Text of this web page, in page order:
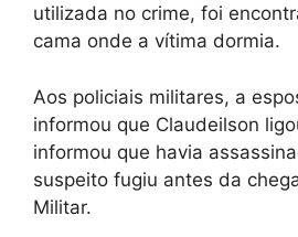
utilizada no crime, foi
cama onde a vítima dormia.
Aos policiais militares, a
informou que Claudeilson
informou que havia
suspeito fugiu antes da
Militar.